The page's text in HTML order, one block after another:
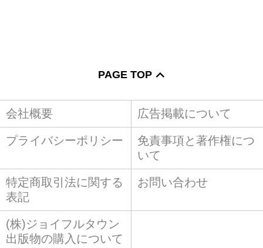
PAGE TOP
会社概要 広告掲載について
プライバシーポリシー
免責事項と著作権につ
いて
特定商取引法に関する
表記
お問い合わせ
(株)ジョイフルタウン
出版物の購入について